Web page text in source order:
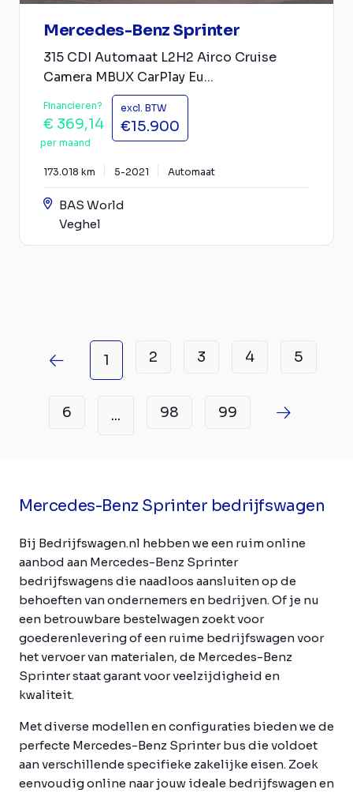
Mercedes-Benz Sprinter
315 CDI Automaat L2H2 Airco Cruise
Camera MBUX CarPlay Eu...
Financieren?
€ 369,14
per maand
excl. BTW
€15.900
173.018 km 5-2021 Automaat
BAS World
Veghel
1 2 3 4 5
6 ... 98 99
Mercedes-Benz Sprinter bedrijfswagen
Bij Bedrijfswagen.nl hebben we een ruim online
aanbod aan Mercedes-Benz Sprinter
bedrijfswagens die naadloos aansluiten op de
behoeften van ondernemers en bedrijven. Of je nu
een betrouwbare bestelwagen zoekt voor
goederenlevering of een ruime bedrijfswagen voor
het vervoer van materialen, de Mercedes-Benz
Sprinter staat garant voor veelzijdigheid en
kwaliteit.
Met diverse modellen en configuraties bieden we de
perfecte Mercedes-Benz Sprinter bus die voldoet
aan verschillende specifieke zakelijke eisen. Zoek
eenvoudig online naar jouw ideale bedrijfswagen en